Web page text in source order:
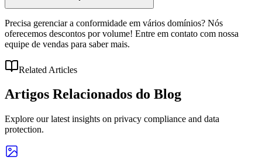
Precisa gerenciar a conformidade em vários domínios? Nós
oferecemos descontos por volume! Entre em contato com nossa
equipe de vendas para saber mais.
Related Articles
Artigos Relacionados do Blog
Explore our latest insights on privacy compliance and data
protection.